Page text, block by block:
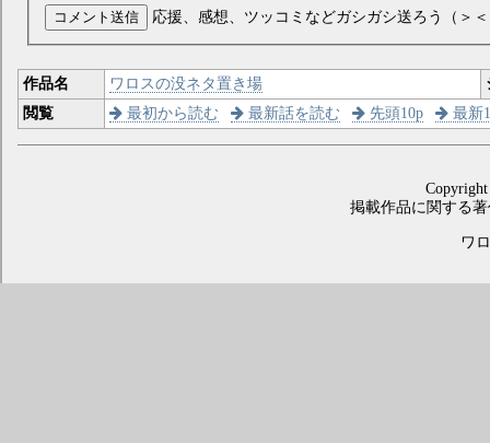
コメント送信 応援、感想、ツッコミなどガシガシ送ろう（＞
作品名 ワロスの没ネタ置き場
閲覧
最初から読む 最新話を読む 先頭10p 最新
掲載作品に関する
ワ